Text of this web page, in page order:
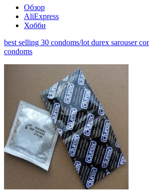
Обзор
AliExpress
Хобби
best selling 30 condoms/lot durex sarouser
condoms